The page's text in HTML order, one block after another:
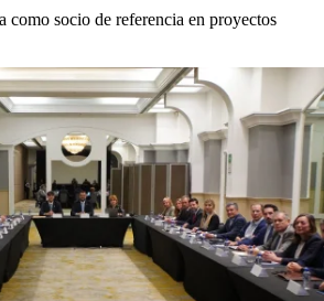
socio de referencia en proyectos